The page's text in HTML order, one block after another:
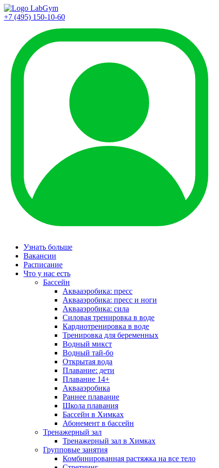
+7 (495) 150-10-60
Узнать больше
Вакансии
Расписание
Что у нас есть
Бассейн
Аквааэробика: пресс
Аквааэробика: пресс и ноги
Аквааэробика: сила
Силовая тренировка в воде
Кардиотренировка в воде
Тренировка для беременных
Водный микст
Водный тай-бо
Открытая вода
Плавание: дети
Плавание 14+
Аквааэробика
Раннее плавание
Школа плавания
Бассейн в Химках
Абонемент в бассейн
Тренажерный зал
Тренажерный зал в Химках
Групповые занятия
Комбинированная растяжка на все тело